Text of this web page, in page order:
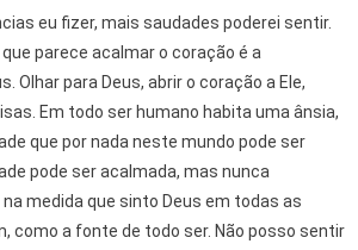
eu fizer, mais saudades poderei sentir.
parece acalmar o coração é a
Olhar para Deus, abrir o coração a Ele,
Em todo ser humano habita uma ânsia,
que por nada neste mundo pode ser
pode ser acalmada, mas nunca
medida que sinto Deus em todas as
como a fonte de todo ser. Não posso sentir